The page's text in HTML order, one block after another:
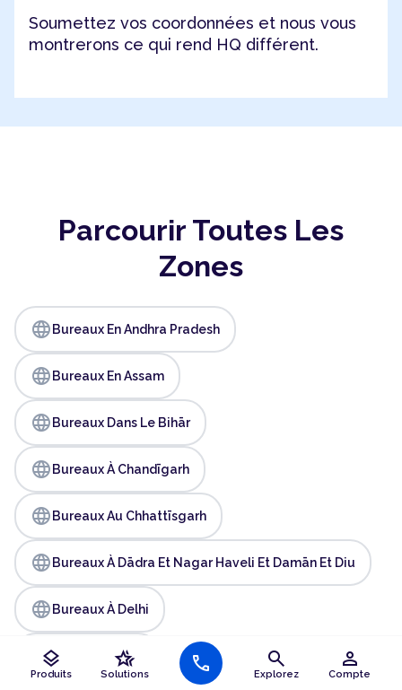
layers
Produits
hotel_class
Solutions call search
Explorez
person
Compte
Soumettez vos coordonnées et nous vous
montrerons ce qui rend HQ différent.
Parcourir Toutes Les
Zones
language Bureaux En Andhra Pradesh
language Bureaux En Assam
language Bureaux Dans Le Bihār
language Bureaux À Chandīgarh
language Bureaux Au Chhattīsgarh
language Bureaux À Dādra Et Nagar Haveli Et Damān Et Diu
language Bureaux À Delhi
languageBureaux À Goa